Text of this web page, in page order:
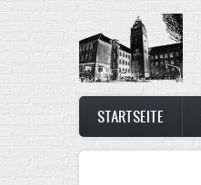
Main
navigation
STARTSEITE